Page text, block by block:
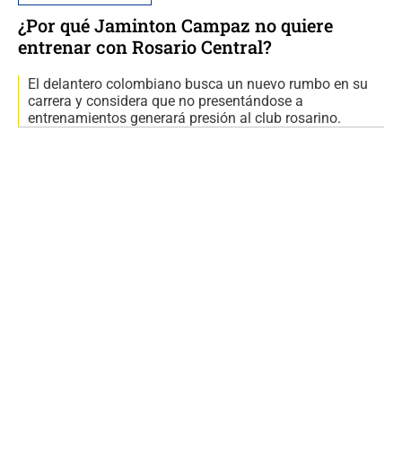
¿Por qué Jaminton Campaz no quiere
entrenar con Rosario Central?
El delantero colombiano busca un nuevo rumbo en su
carrera y considera que no presentándose a
entrenamientos generará presión al club rosarino.